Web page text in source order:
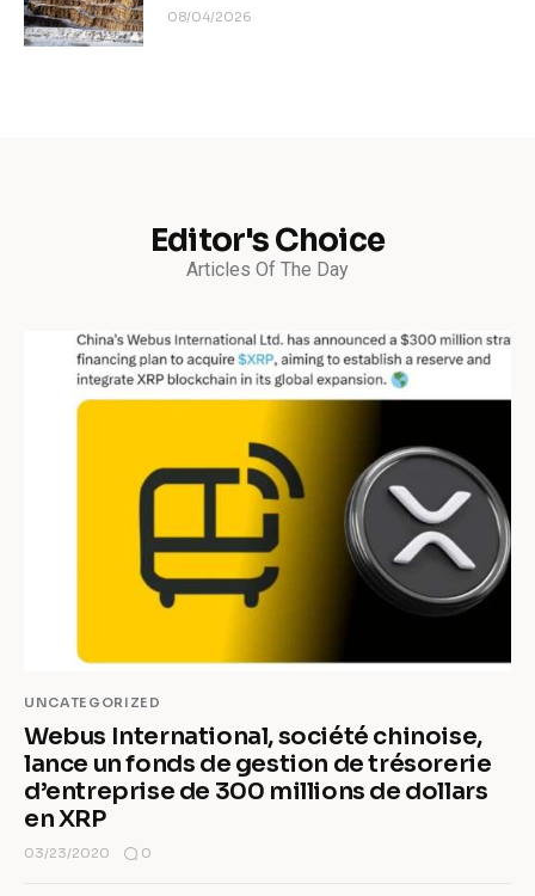
08/04/2026
Editor's Choice
Articles Of The Day
UNCATEGORIZED
Webus International, société chinoise,
lance un fonds de gestion de trésorerie
d’entreprise de 300 millions de dollars
en XRP
03/23/2020 0